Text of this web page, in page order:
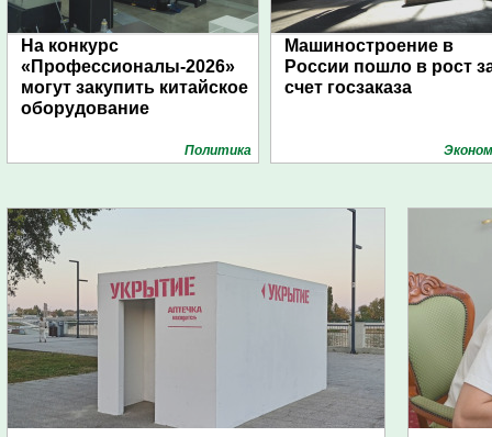
На конкурс
«Профессионалы-2026»
могут закупить китайское
оборудование
Политика
Машиностроение в
России пошло в рост
счет госзаказа